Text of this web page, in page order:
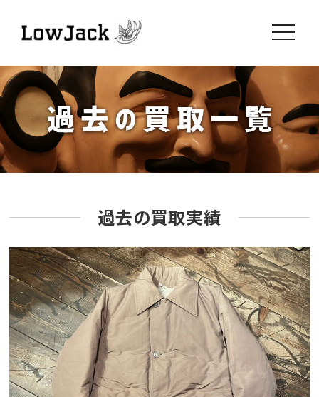
toggle
過去の買取実績